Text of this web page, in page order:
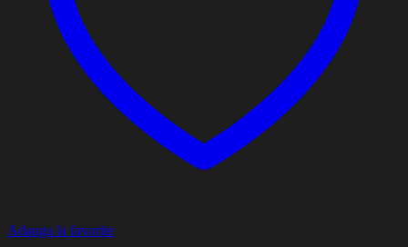
Adauga la favorite